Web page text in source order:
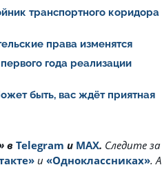
транспортного коридора
права изменятся
года реализации
быть, вас ждёт приятная
в Telegram и MAX. Cледите за
и «Одноклассниках». А